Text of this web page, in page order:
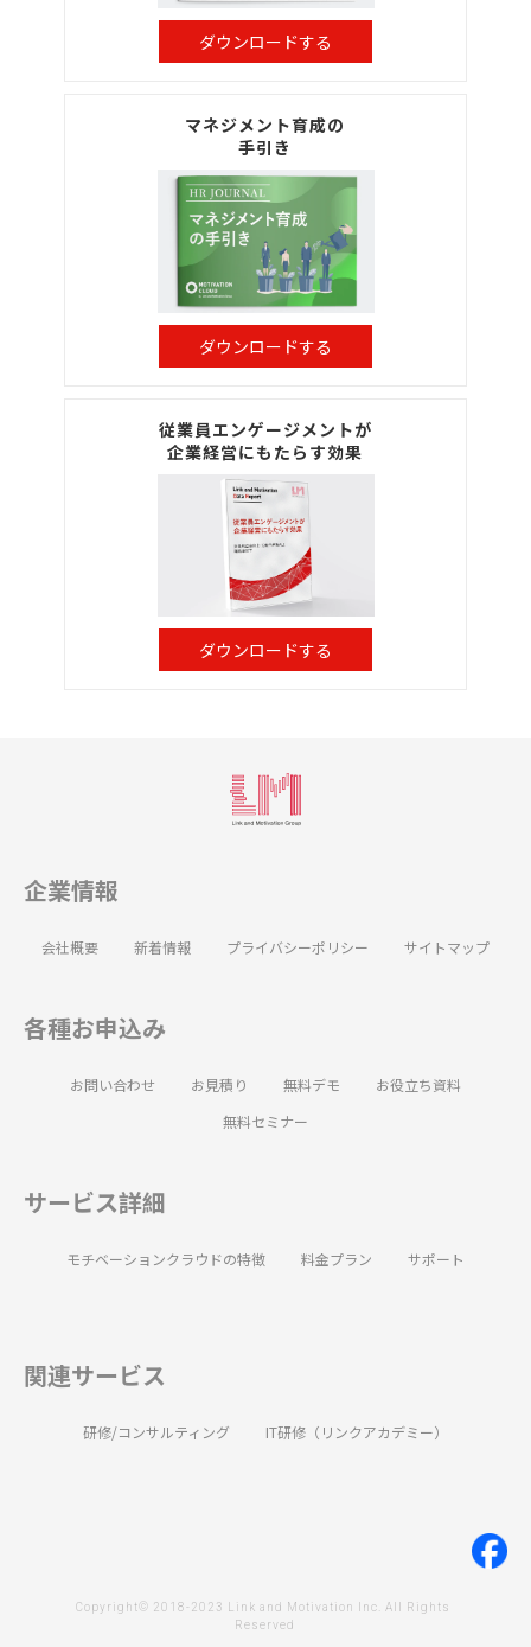
ダウンロードする
マネジメント育成の
手引き
ダウンロードする
従業員エンゲージメントが
企業経営にもたらす効果
ダウンロードする
企業情報
会社概要 新着情報 プライバシーポリシー サイトマップ
各種お申込み
お問い合わせ お見積り 無料デモ
お役立ち資料
無料セミナー
サービス詳細
モチベーションクラウドの特徴 料金プラン サポート
関連サービス
研修/コンサルティング IT研修（リンクアカデミー）
Copyright© 2018-2023 Link and Motivation Inc. All Rights
Reserved